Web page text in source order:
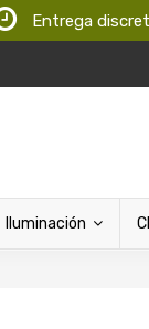
Entrega
Iluminación